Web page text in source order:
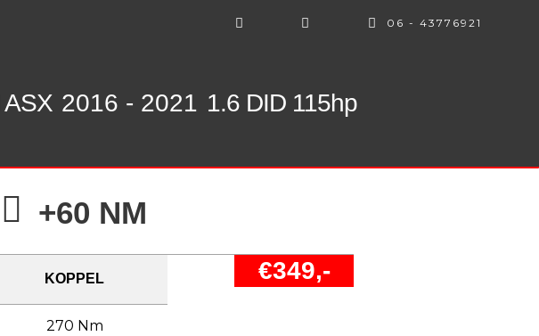
06 - 43776921
ASX 2016 - 2021 1.6 DID 115hp
+60 NM
KOPPEL €349,-
270 Nm